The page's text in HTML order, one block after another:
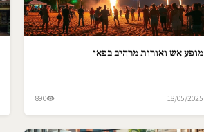
מופע אש ואורות מרהיב בפאי
18/05/2025
890